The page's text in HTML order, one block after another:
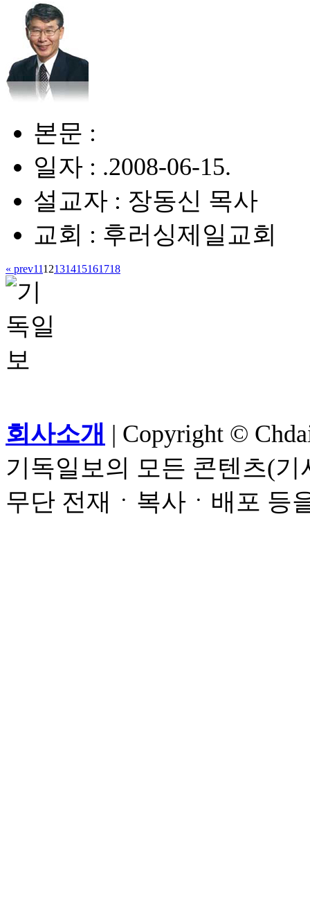
본문 :
일자 : .2008-06-15.
설교자 : 장동신 목사
교회 : 후러싱제일교회
« prev1112131415161718
회사소개 | Copyright ©
기독일보의 모든 콘텐츠(
무단 전재ㆍ복사ㆍ배포 등